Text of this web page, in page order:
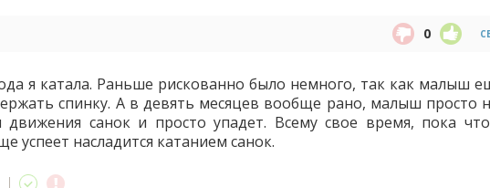
0
я катала. Раньше рискованно было немного, так как малыш
спинку. А в девять месяцев вообще рано, малыш просто
движения санок и просто упадет. Всему свое время, пока
успеет насладится катанием санок.